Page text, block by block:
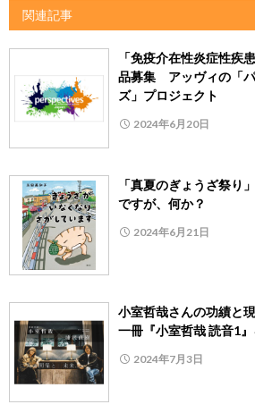
関連記事
「免疫介在性炎症性疾
品募集 アッヴィの「
ズ」プロジェクト
2024年6月20日
「真夏のぎょうざ祭
ですが、何か？
2024年6月21日
小室哲哉さんの功績と
一冊『小室哲哉 読音1
2024年7月3日